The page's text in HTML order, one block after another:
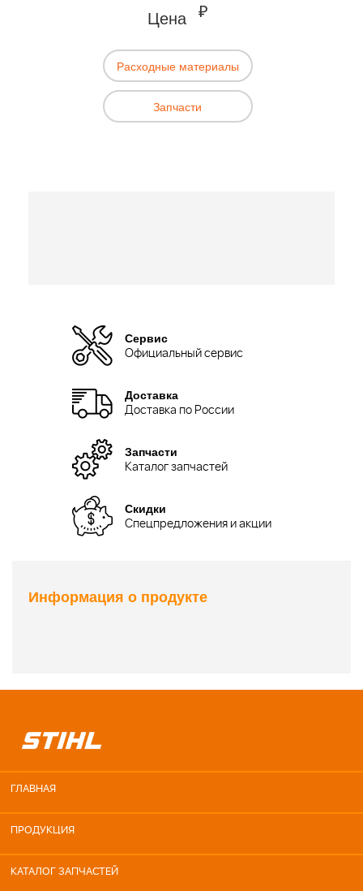
Цена ₽
Расходные материалы
Запчасти
Сервис
Официальный сервис
Доставка
Доставка по России
Запчасти
Каталог запчастей
Скидки
Спецпредложения и акции
Информация о продукте
ГЛАВНАЯ
ПРОДУКЦИЯ
КАТАЛОГ ЗАПЧАСТЕЙ